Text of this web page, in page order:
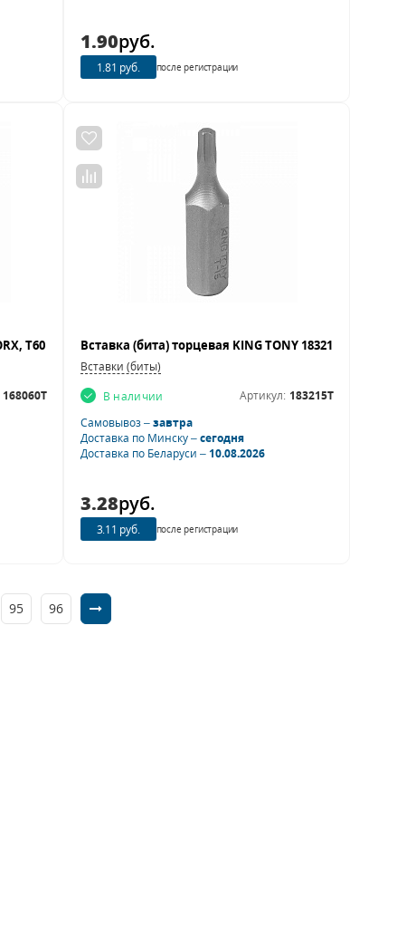
1.90руб.
1.81 руб. после регистрации
168060T
Вставки (биты)
В наличии
Артикул: 183215T
Самовывоз –завтра
Доставка по Минску –сегодня
Доставка по Беларуси –10.08.2026
3.28руб.
3.11 руб. после регистрации
95 96